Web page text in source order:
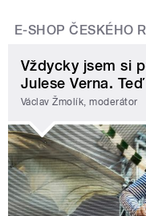
E-SHOP ČESKÉHO
Vždycky jsem si
Julese Verna.
Václav Žmolík, moderátor